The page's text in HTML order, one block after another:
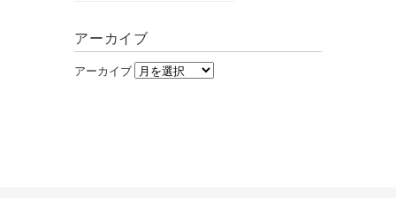
アーカイブ
アーカイブ